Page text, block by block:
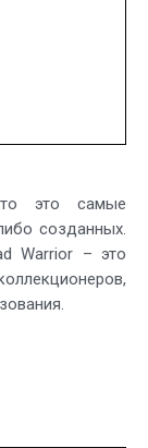
это самые
созданных.
Warrior – это